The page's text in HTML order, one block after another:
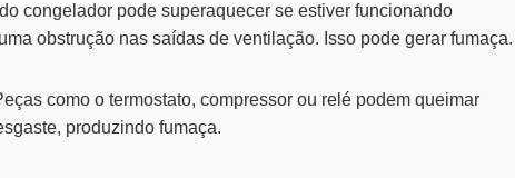
congelador pode superaquecer se estiver funcionando
obstrução nas saídas de ventilação. Isso pode gerar fumaça.
como o termostato, compressor ou relé podem queimar
produzindo fumaça.